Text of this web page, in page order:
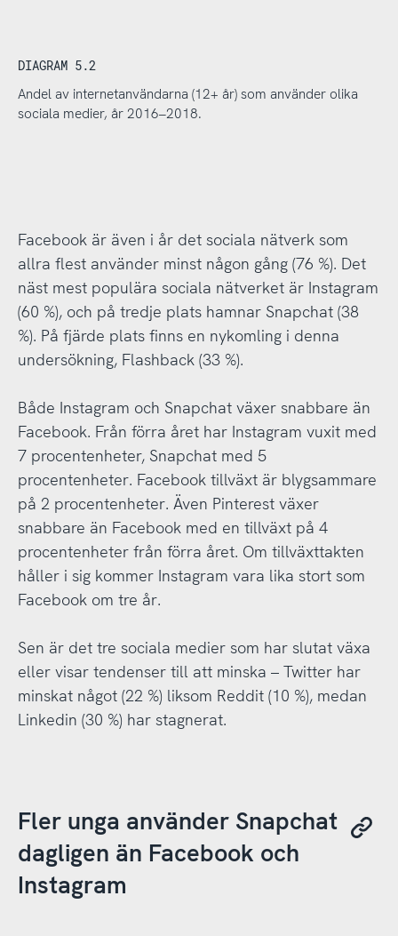
DIAGRAM 5.2
Andel av internetanvändarna (12+ år) som använder olika
sociala medier, år 2016–2018.
Facebook är även i år det sociala nätverk som
allra flest använder minst någon gång (76 %). Det
näst mest populära sociala nätverket är Instagram
(60 %), och på tredje plats hamnar Snapchat (38
%). På fjärde plats finns en nykomling i denna
undersökning, Flashback (33 %).
Både Instagram och Snapchat växer snabbare än
Facebook. Från förra året har Instagram vuxit med
7 procentenheter, Snapchat med 5
procentenheter. Facebook tillväxt är blygsammare
på 2 procentenheter. Även Pinterest växer
snabbare än Facebook med en tillväxt på 4
procentenheter från förra året. Om tillväxttakten
håller i sig kommer Instagram vara lika stort som
Facebook om tre år.
Sen är det tre sociala medier som har slutat växa
eller visar tendenser till att minska – Twitter har
minskat något (22 %) liksom Reddit (10 %), medan
Linkedin (30 %) har stagnerat.
Fler unga använder Snapchat
dagligen än Facebook och
Instagram